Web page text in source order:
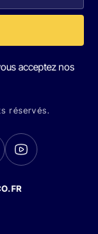
acceptez nos
réservés.